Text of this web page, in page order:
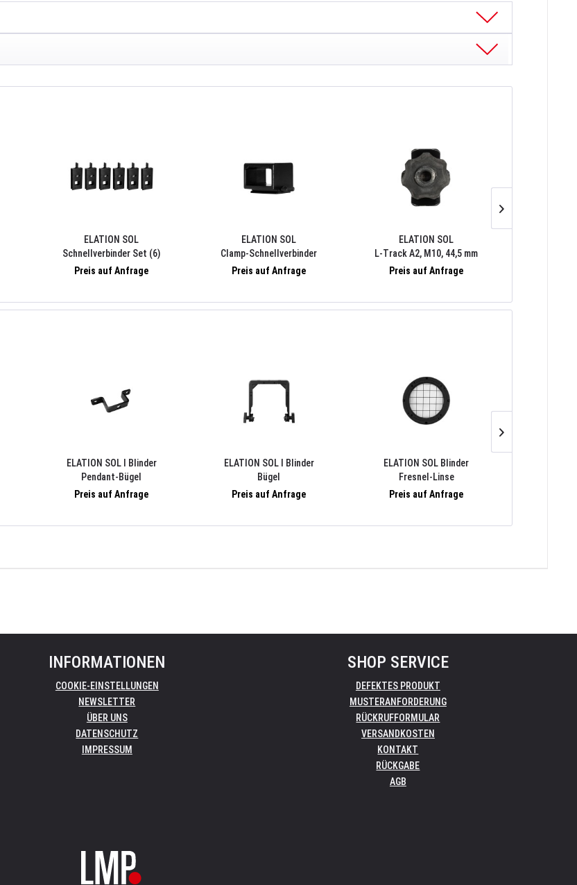
ELATION SOL
Schnellverbinder Set (6)
Preis auf Anfrage
ELATION SOL
Clamp-Schnellverbinder
Preis auf Anfrage
ELATION SOL
L-Track A2, M10, 44,5 mm
Preis auf Anfrage
ELATION SOL I Blinder
Pendant-Bügel
Preis auf Anfrage
ELATION SOL I Blinder
Bügel
Preis auf Anfrage
ELATION SOL Blinder
Fresnel-Linse
Preis auf Anfrage
INFORMATIONEN
COOKIE-EINSTELLUNGEN
NEWSLETTER
ÜBER UNS
DATENSCHUTZ
IMPRESSUM
SHOP SERVICE
DEFEKTES PRODUKT
MUSTERANFORDERUNG
RÜCKRUFFORMULAR
VERSANDKOSTEN
KONTAKT
RÜCKGABE
AGB